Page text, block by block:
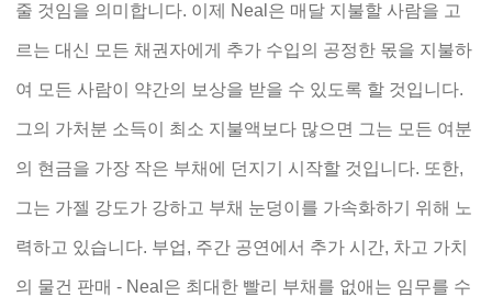
줄 것임을 의미합니다. 이제 Neal은 매달 지불할 사람을 고
르는 대신 모든 채권자에게 추가 수입의 공정한 몫을 지불하
여 모든 사람이 약간의 보상을 받을 수 있도록 할 것입니다.
그의 가처분 소득이 최소 지불액보다 많으면 그는 모든 여분
의 현금을 가장 작은 부채에 던지기 시작할 것입니다. 또한,
그는 가젤 강도가 강하고 부채 눈덩이를 가속화하기 위해 노
력하고 있습니다. 부업, 주간 공연에서 추가 시간, 차고 가치
의 물건 판매 - Neal은 최대한 빨리 부채를 없애는 임무를 수